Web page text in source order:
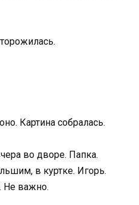
Картина собралась.
во дворе. Папка.
в куртке. Игорь.
Не важно.